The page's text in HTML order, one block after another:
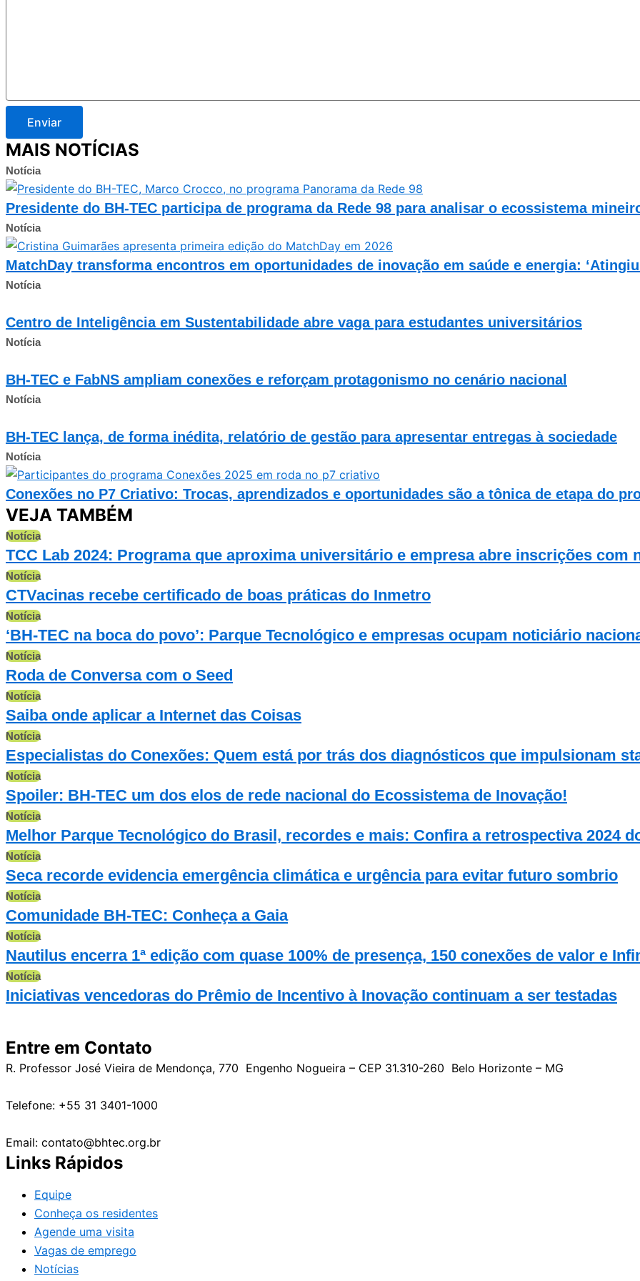
Enviar
MAIS NOTÍCIAS
Notícia
Presidente do BH-TEC participa de programa da Rede 98 para analisar o ecossistema
Notícia
MatchDay transforma encontros em oportunidades de inovação em saúde e energia:
Notícia
Centro de Inteligência em Sustentabilidade abre vaga para estudantes universitários
Notícia
BH-TEC e FabNS ampliam conexões e reforçam protagonismo no cenário nacional
Notícia
BH-TEC lança, de forma inédita, relatório de gestão para apresentar entregas à sociedade
Notícia
Conexões no P7 Criativo: Trocas, aprendizados e oportunidades são a tônica de etapa do
VEJA TAMBÉM
Notícia
TCC Lab 2024: Programa que aproxima universitário e empresa abre inscrições com
Notícia
CTVacinas recebe certificado de boas práticas do Inmetro
Notícia
‘BH-TEC na boca do povo’: Parque Tecnológico e empresas ocupam noticiário
Notícia
Roda de Conversa com o Seed
Notícia
Saiba onde aplicar a Internet das Coisas
Notícia
Especialistas do Conexões: Quem está por trás dos diagnósticos que impulsionam
Notícia
Spoiler: BH-TEC um dos elos de rede nacional do Ecossistema de Inovação!
Notícia
Melhor Parque Tecnológico do Brasil, recordes e mais: Confira a retrospectiva 2024
Notícia
Seca recorde evidencia emergência climática e urgência para evitar futuro sombrio
Notícia
Comunidade BH-TEC: Conheça a Gaia
Notícia
Nautilus encerra 1ª edição com quase 100% de presença, 150 conexões de valor e
Notícia
Iniciativas vencedoras do Prêmio de Incentivo à Inovação continuam a ser testadas
Entre em Contato
R. Professor José Vieira de Mendonça, 770 Engenho Nogueira – CEP 31.310-260 Belo Horizonte – MG
Telefone: +55 31 3401-1000
Email: contato@bhtec.org.br
Links Rápidos
Equipe
Conheça os residentes
Agende uma visita
Vagas de emprego
Notícias